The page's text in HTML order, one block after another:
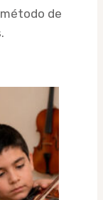
de